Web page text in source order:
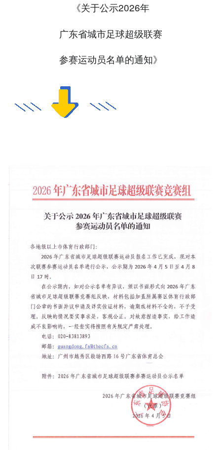
《关于公示2026年
广东省城市足球超级联赛
参赛运动员名单的通知》